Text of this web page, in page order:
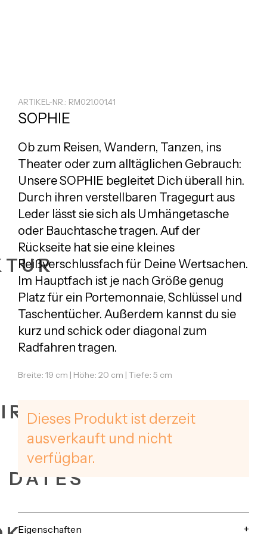
DATES
ARTIKEL-NR.: RM021.001.41
SOPHIE
Ob zum Reisen, Wandern, Tanzen, ins
Theater oder zum alltäglichen Gebrauch:
Unsere SOPHIE begleitet Dich überall hin.
Durch ihren verstellbaren Tragegurt aus
Leder lässt sie sich als Umhängetasche
oder Bauchtasche tragen. Auf der
Rückseite hat sie eine kleines
Reißverschlussfach für Deine Wertsachen.
Im Hauptfach ist je nach Größe genug
Platz für ein Portemonnaie, Schlüssel und
Taschentücher. Außerdem kannst du sie
kurz und schick oder diagonal zum
Radfahren tragen.
Breite: 19 cm | Höhe: 20 cm | Tiefe: 5 cm
Dieses Produkt ist derzeit
ausverkauft und nicht
verfügbar.
Eigenschaften